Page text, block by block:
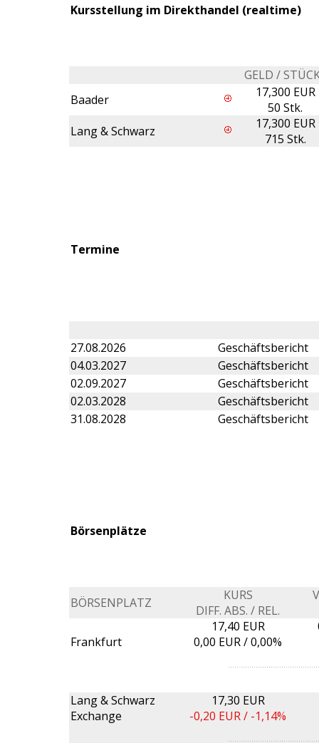
Kursstellung im Direkthandel (realtime)
GELD /
Baader
17,300 EUR
50 Stk.
Lang & Schwarz
17,300 EUR
715 Stk.
Termine
27.08.2026
Geschäftsbericht
04.03.2027
Geschäftsbericht
02.09.2027
Geschäftsbericht
02.03.2028
Geschäftsbericht
31.08.2028
Geschäftsbericht
Börsenplätze
BÖRSENPLATZ
KURS
DIFF. ABS. / REL.
Frankfurt
17,40 EUR
0,00 EUR /0,00%
Lang & Schwarz
Exchange
17,30 EUR
-0,20 EUR / -1,14%